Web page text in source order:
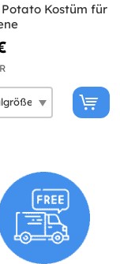
Potato Kostüm für